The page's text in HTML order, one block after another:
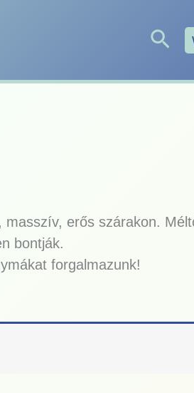
erős szárakon.
bontják.
forgalmazunk!